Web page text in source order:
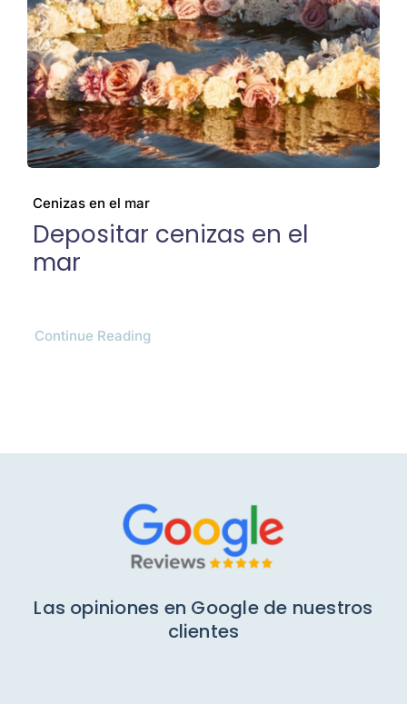
Cenizas
El barco
Preguntas frecuentes
Galería
Cenizas en el mar
Depositar cenizas en el
mar
Continue Reading
Las opiniones en Google de nuestros
clientes